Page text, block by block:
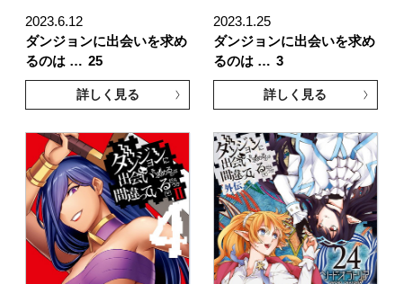
2023.6.12
ダンジョンに出会いを求め
るのは … 25
詳しく見る
2023.1.25
ダンジョンに出会いを求め
るのは … 3
詳しく見る